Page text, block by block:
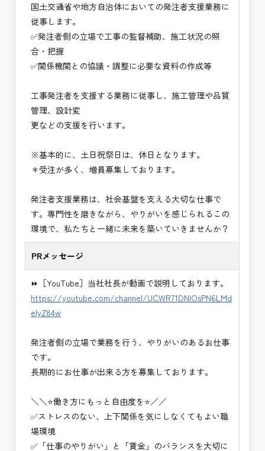
⭐＝＝お祝い金100,000円＝＝⭐
※お祝い金の支給条件は、入社より3ヶ月経過され
た方が対象となります。
その他支給条件の詳細については、問い合わせくだ
さい。
■勤務地について、ご希望のある方は別途ご相談く
ださい。
国土交通省、地方自治体
■発注者支援業務＜希望する業務をお選びくださ
い。＞
・＜急募＞資料作成業務
・NEXCO（ネクスコ）施工管理
・NEXCO（ネクスコ）点検業務
・電気工事監督支援業務
・積算技術業務
・設計コンサルティング業務（数量算出、図面の
修正など）
・河川巡視支援業務
・道路許認可審査・適正化指導業務
・調査設計資料作成業務
・施工体制調査員
※応募書類等の送付方法につきましては、基本的に
Ｅメールで送付
頂きたいと思います。
国土交通省や地方自治体においての発注者支援業務に
従事します。
✅発注者側の立場で工事の監督補助、施工状況の照
合・把握
✅関係機関との協議・調整に必要な資料の作成等
工事発注者を支援する業務に従事し、施工管理や品質
管理、設計変
更などの支援を行います。
※基本的に、土日祝祭日は、休日となります。
＊受注が多く、増員募集しております。
発注者支援業務は、社会基盤を支える大切な仕事で
す。専門性を磨きながら、やりがいを感じられるこの
環境で、私たちと一緒に未来を築いていきませんか？
PRメッセージ
⏩［YouTube］当社社長が動画で説明しております。
https://youtube.com/channel/UCWR71DNlOsPN6LMd
eIyZ84w
発注者側の立場で業務を行う、やりがいのあるお仕事
です。
長期的にお仕事が出来る方を募集しております。
＼＼⭐働き方にもっと自由度を⭐／／
✅ストレスのない、上下関係を気にしなくてもよい職
場環境
✅「仕事のやりがい」と「賃金」のバランスを大切に